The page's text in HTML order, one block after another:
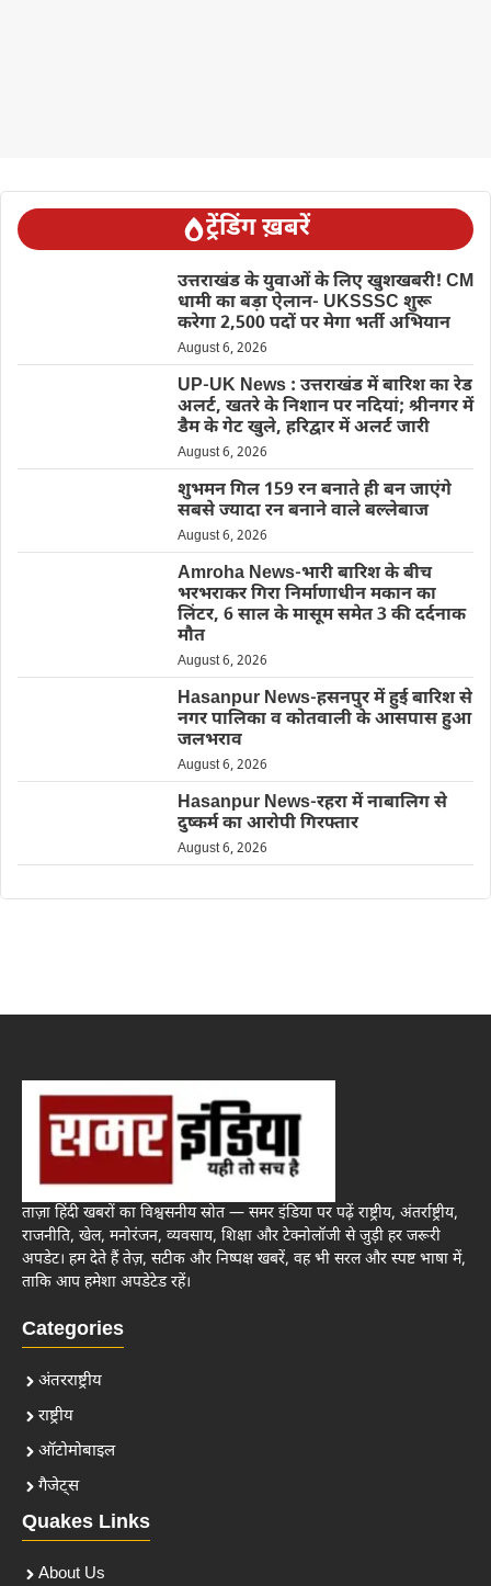
ट्रेंडिंग ख़बरें
उत्तराखंड के युवाओं के लिए खुशखबरी! CM
धामी का बड़ा ऐलान- UKSSSC शुरू
करेगा 2,500 पदों पर मेगा भर्ती अभियान
August 6, 2026
UP-UK News : उत्तराखंड में बारिश का रेड
अलर्ट, खतरे के निशान पर नदियां; श्रीनगर में
डैम के गेट खुले, हरिद्वार में अलर्ट जारी
August 6, 2026
शुभमन गिल 159 रन बनाते ही बन जाएंगे
सबसे ज्यादा रन बनाने वाले बल्लेबाज
August 6, 2026
Amroha News-भारी बारिश के बीच
भरभराकर गिरा निर्माणाधीन मकान का
लिंटर, 6 साल के मासूम समेत 3 की दर्दनाक
मौत
August 6, 2026
Hasanpur News-हसनपुर में हुई बारिश से
नगर पालिका व कोतवाली के आसपास हुआ
जलभराव
August 6, 2026
Hasanpur News-रहरा में नाबालिग से
दुष्कर्म का आरोपी गिरफ्तार
August 6, 2026
ताज़ा हिंदी खबरों का विश्वसनीय स्रोत — समर इंडिया पर पढ़ें राष्ट्रीय, अंतर्राष्ट्रीय,
राजनीति, खेल, मनोरंजन, व्यवसाय, शिक्षा और टेक्नोलॉजी से जुड़ी हर जरूरी
अपडेट। हम देते हैं तेज़, सटीक और निष्पक्ष खबरें, वह भी सरल और स्पष्ट भाषा में,
ताकि आप हमेशा अपडेटेड रहें।
Categories
अंतरराष्ट्रीय
राष्ट्रीय
ऑटोमोबाइल
गैजेट्स
Quakes Links
About Us